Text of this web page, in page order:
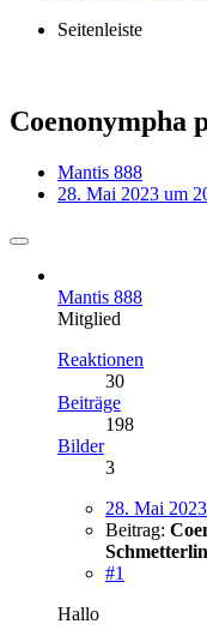
Seitenleiste
Coenonympha
Mantis 888
28. Mai 2023 um
Mantis 888
Mitglied
Reaktionen
30
Beiträge
198
Bilder
3
28. Mai
Beitrag:
#1
Hallo